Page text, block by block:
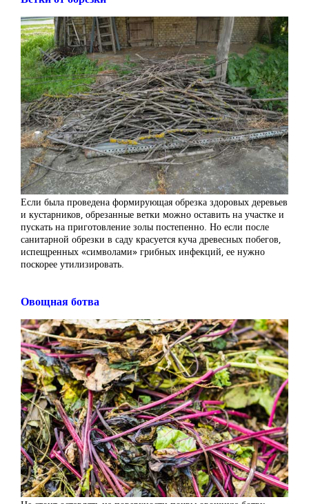
Если была проведена формирующая обрезка здоровых деревьев
и кустарников, обрезанные ветки можно оставить на участке и
пускать на приготовление золы постепенно. Но если после
санитарной обрезки в саду красуется куча древесных побегов,
испещренных «символами» грибных инфекций, ее нужно
поскорее утилизировать.
Овощная ботва